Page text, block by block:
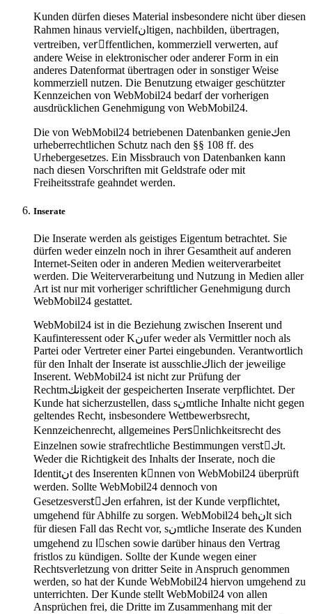
Kunden dürfen dieses Material insbesondere nicht über diesen
Rahmen hinaus vervielfنltigen, nachbilden, übertragen,
vertreiben, verِffentlichen, kommerziell verwerten, auf
andere Weise in elektronischer oder anderer Form in ein
anderes Datenformat übertragen oder in sonstiger Weise
kommerziell nutzen. Die Benutzung etwaiger geschützter
Kennzeichen von WebMobil24 bedarf der vorherigen
ausdrücklichen Genehmigung von WebMobil24.
Die von WebMobil24 betriebenen Datenbanken genieكen
urheberrechtlichen Schutz nach den §§ 108 ff. des
Urhebergesetzes. Ein Missbrauch von Datenbanken kann
nach diesen Vorschriften mit Geldstrafe oder mit
Freiheitsstrafe geahndet werden.
Inserate
Die Inserate werden als geistiges Eigentum betrachtet. Sie
dürfen weder einzeln noch in ihrer Gesamtheit auf anderen
Internet-Seiten oder in anderen Medien weiterverarbeitet
werden. Die Weiterverarbeitung und Nutzung in Medien aller
Art ist nur mit vorheriger schriftlicher Genehmigung durch
WebMobil24 gestattet.
WebMobil24 ist in die Beziehung zwischen Inserent und
Kaufinteressent oder Kنufer weder als Vermittler noch als
Partei oder Vertreter einer Partei eingebunden. Verantwortlich
für den Inhalt der Inserate ist ausschlieكlich der jeweilige
Inserent. WebMobil24 ist nicht zur Prüfung der
Rechtmنكigkeit der gespeicherten Inserate verpflichtet. Der
Kunde hat sicherzustellen, dass sنmtliche Inhalte nicht gegen
geltendes Recht, insbesondere Wettbewerbsrecht,
Kennzeichenrecht, allgemeines Persِnlichkeitsrecht des
Einzelnen sowie strafrechtliche Bestimmungen verstِكt.
Weder die Richtigkeit des Inhalts der Inserate, noch die
Identitنt des Inserenten kِnnen von WebMobil24 überprüft
werden. Sollte WebMobil24 dennoch von
Gesetzesverstِكen erfahren, ist der Kunde verpflichtet,
umgehend für Abhilfe zu sorgen. WebMobil24 behنlt sich
für diesen Fall das Recht vor, sنmtliche Inserate des Kunden
umgehend zu lِschen sowie darüber hinaus den Vertrag
fristlos zu kündigen. Sollte der Kunde wegen einer
Rechtsverletzung von dritter Seite in Anspruch genommen
werden, so hat der Kunde WebMobil24 hiervon umgehend zu
unterrichten. Der Kunde stellt WebMobil24 von allen
Ansprüchen frei, die Dritte im Zusammenhang mit der